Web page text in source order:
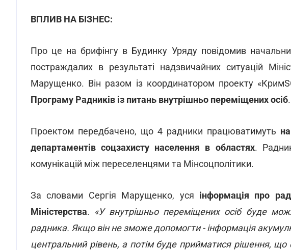
ВПЛИВ НА БІЗНЕС:
Про це на брифінгу в Будинку Уряду повідомив
постраждалих в результаті надзвичайних ситуацій
Марущенко. Він разом із координатором проекту
Програму Радників із питань внутрішньо переміщених осіб.
Проектом передбачено, що 4 радники працюватимуть
департаментів соцзахисту населення в областях.
комунікацій між переселенцями та Мінсоцполітики.
За словами Сергія Марущенко, уся інформація про
Міністерства. «У внутрішньо переміщених осіб буде
радника. Якщо він не зможе допомогти - інформація
центральний рівень, а потім буде прийматися рішення, що